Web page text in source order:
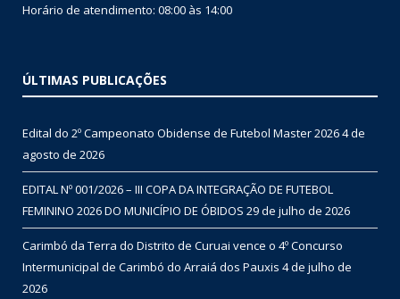
Horário de atendimento: 08:00 às 14:00
ÚLTIMAS PUBLICAÇÕES
Edital do 2º Campeonato Obidense de Futebol Master 20264 de
agosto de 2026
EDITAL Nº 001/2026 – III COPA DA INTEGRAÇÃO DE FUTEBOL
FEMININO 2026 DO MUNICÍPIO DE ÓBIDOS 29 de julho de 2026
Carimbó da Terra do Distrito de Curuai vence o 4º Concurso
Intermunicipal de Carimbó do Arraiá dos Pauxis 4 de julho de
2026